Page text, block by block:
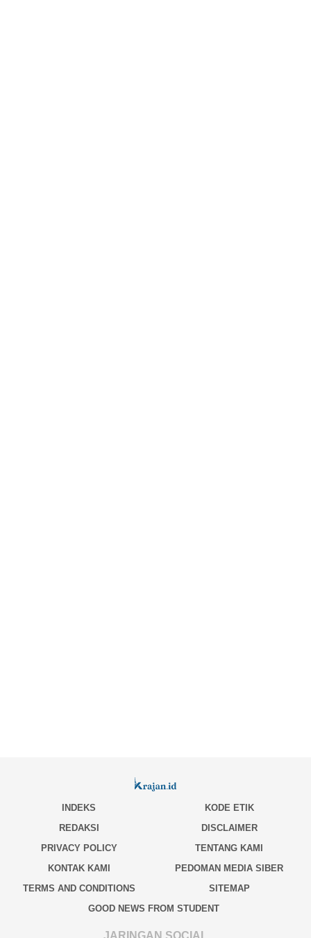
INDEKS
KODE ETIK
REDAKSI
DISCLAIMER
PRIVACY POLICY
TENTANG KAMI
KONTAK KAMI
PEDOMAN MEDIA SIBER
TERMS AND CONDITIONS
SITEMAP
GOOD NEWS FROM STUDENT